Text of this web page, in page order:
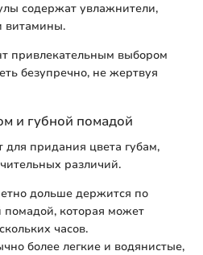
содержат увлажнители,
витамины.
привлекательным выбором
безупречно, не жертвуя
и губной помадой
для придания цвета губам,
различий.
дольше держится по
помадой, которая может
часов.
более легкие и водянистые,